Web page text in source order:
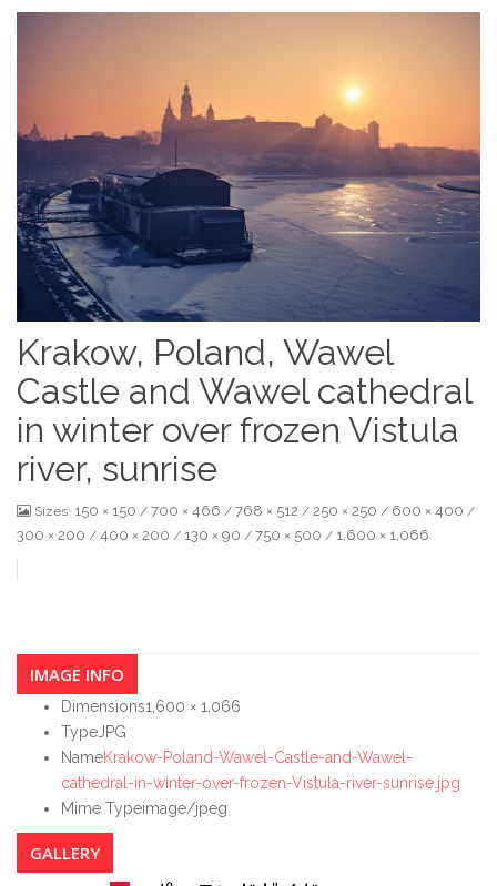
Krakow, Poland, Wawel
Castle and Wawel cathedral
in winter over frozen Vistula
river, sunrise
Sizes: 150 × 150 / 700 × 466 / 768 × 512 / 250 × 250 / 600 × 400 /
300 × 200 / 400 × 200 / 130 × 90 / 750 × 500 / 1,600 × 1,066
IMAGE INFO
Dimensions1,600 × 1,066
Type JPG
NameKrakow-Poland-Wawel-Castle-and-Wawel-
cathedral-in-winter-over-frozen-Vistula-river-sunrise.jpg
Mime Typeimage/jpeg
GALLERY